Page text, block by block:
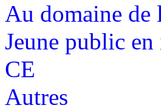
Au domaine
Jeune public
CE
Autres